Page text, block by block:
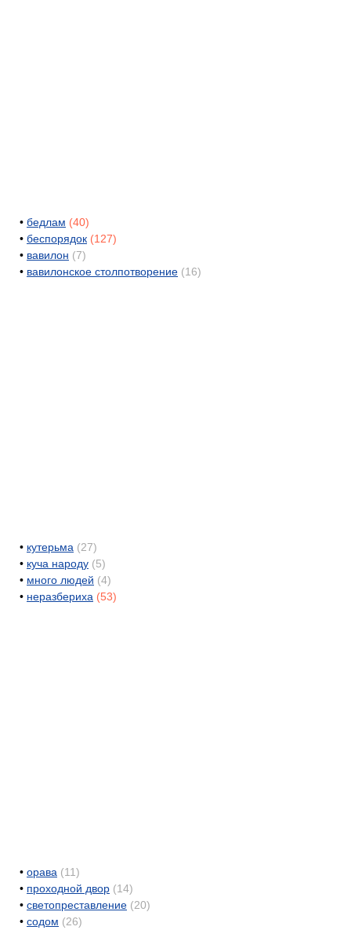
• бедлам (40)
• беспорядок (127)
• вавилон (7)
• вавилонское столпотворение (16)
• кутерьма (27)
• куча народу (5)
• много людей (4)
• неразбериха (53)
• орава (11)
• проходной двор (14)
• светопреставление (20)
• содом (26)